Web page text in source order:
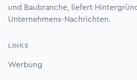
und Baubranche, liefert
Unternehmens-Nachrichten.
LINKS
Werbung